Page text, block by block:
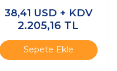
Devresi
38,41 USD + KDV
2.205,16 TL
Sepete Ekle